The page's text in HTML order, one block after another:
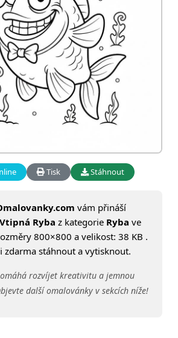
Tisk Stáhnout
vám přináší
Vtipná Ryba z kategorie Ryba ve
800×800 a velikost: 38 KB .
zdarma stáhnout a vytisknout.
rozvíjet kreativitu a jemnou
další omalovánky v sekcích níže!